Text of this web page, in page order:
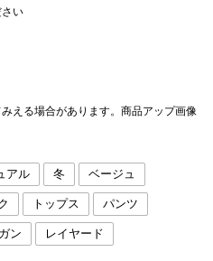
い
える場合があります。商品アップ画像
アル 冬 ベージュ
トップス パンツ
ン レイヤード